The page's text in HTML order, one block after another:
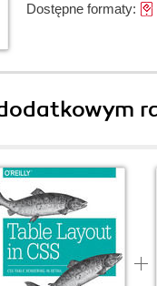
Dostępne formaty: